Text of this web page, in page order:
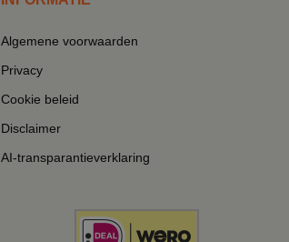
Algemene voorwaarden
Privacy
Cookie beleid
Disclaimer
AI-transparantieverklaring